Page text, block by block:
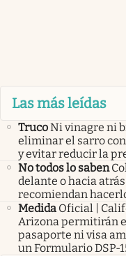
Las más leídas
TrucoNi vinagre ni
eliminar el sarro
y evitar reducir la
No todos lo saben
delante o hacia
recomiendan
Medida Oficial |
Arizona permitirán
pasaporte ni visa
un Formulario DSP-